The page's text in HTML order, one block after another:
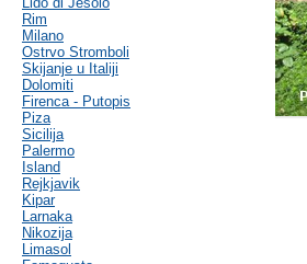
Rim
Milano
Ostrvo Stromboli
Skijanje u Italiji
Dolomiti
Firenca - Putopis
Piza
Sicilija
Palermo
Island
Rejkjavik
Kipar
Larnaka
Nikozija
Limasol